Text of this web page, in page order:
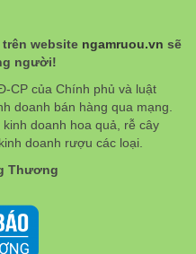
trên website ngamruou.vn sẽ
người!
CP của Chính phủ và luật
doanh bán hàng qua mạng.
kinh doanh hoa quả, rễ cây
doanh rượu các loại.
Thương